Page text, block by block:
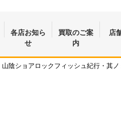
各店お知ら
せ
買取のご案
内
店
山陰ショアロックフィッシュ紀行・其